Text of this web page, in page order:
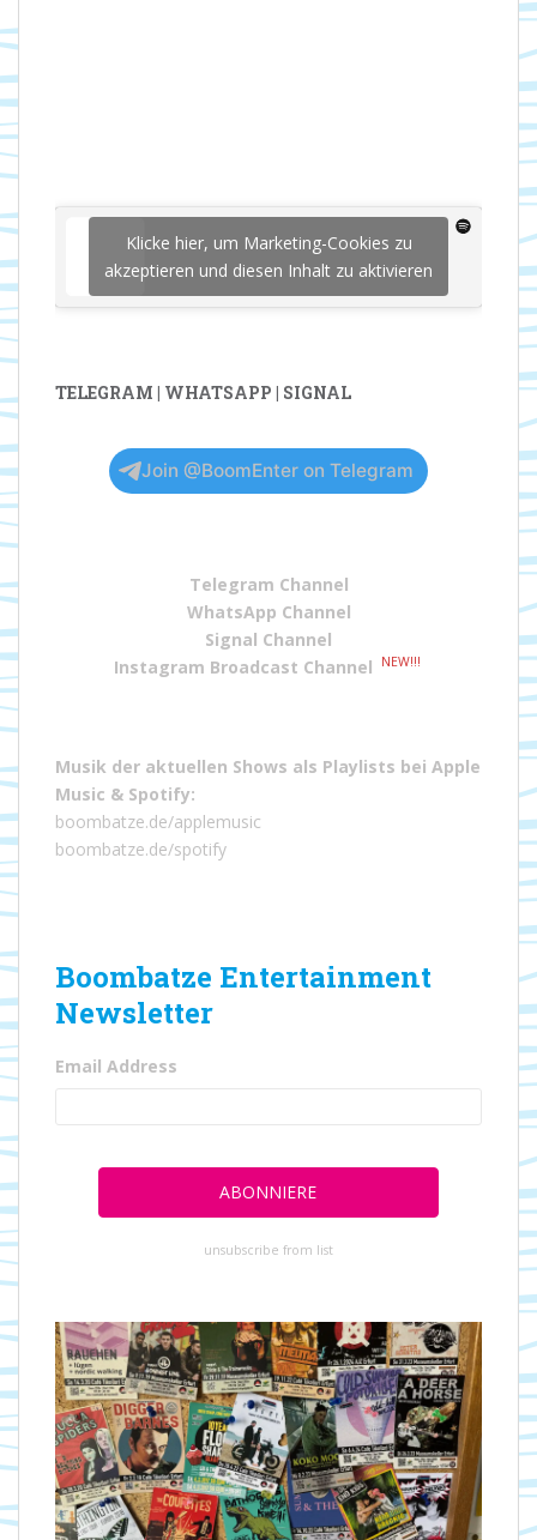
Klicke hier, um Marketing-Cookies zu
akzeptieren und diesen Inhalt zu aktivieren
TELEGRAM | WHATSAPP | SIGNAL
Join @BoomEnter on Telegram
Telegram Channel
WhatsApp Channel
Signal Channel
Instagram Broadcast Channel
NEW!!!
Musik der aktuellen Shows als Playlists bei Apple
Music & Spotify:
boombatze.de/applemusic
boombatze.de/spotify
Boombatze Entertainment
Newsletter
Email Address
unsubscribe from list